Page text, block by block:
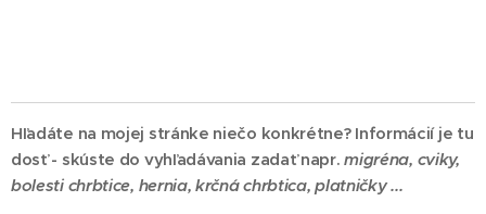
Hľadáte na mojej stránke niečo konkrétne? Informácií je tu
dosť - skúste do vyhľadávania zadať napr.migréna, cviky,
bolesti chrbtice, hernia, krčná chrbtica, platničky ...